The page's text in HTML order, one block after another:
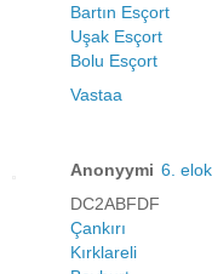
Bartın Esçort
Uşak Esçort
Bolu Esçort
Vastaa
Anonyymi 6.
DC2ABFDF
Çankırı
Kırklareli